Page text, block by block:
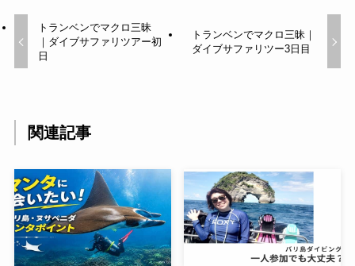
トランベンでマクロ三昧
｜ダイブサファリツアー初
日
トランベンでマクロ三昧｜
ダイブサファリツー3日目
関連記事